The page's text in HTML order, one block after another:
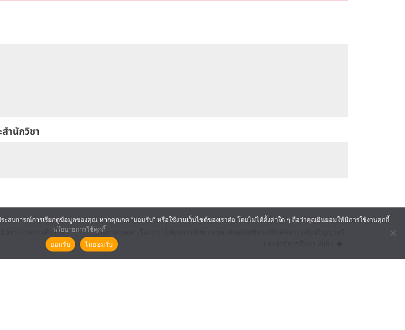
ำนักวิชา
บัตร ภาคการศึกษาที่
ประกาศ มทส. เรื่อง การให้ทุนการศึกษา มทส. ศักยบัณฑิต แก่นักศึกษาระดับปริญญาตรี
ะสบการณ์การเรียกดูข้อมูลของคุณ หากคุณกด “ยอมรับ” หรือใช้งานเว็บไซต์ของเราต่อ โดยไม่ได้ตั้งค่าใด ๆ ถือว่าคุณยินยอมให้มีการใช้งานคุกกี้
นโยบายการใช้คุกกี้
ยอมรับ
ไม่ยอมรับ